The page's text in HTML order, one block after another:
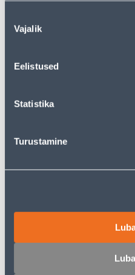
valik
Vajalik
Eelistused
Statistika
Turustamine
для
авторизованного
ACOUSTIC SPC RIVIERA
35.99 €